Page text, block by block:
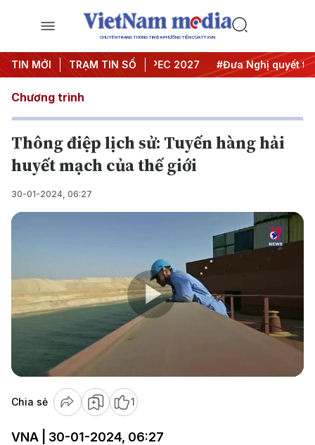
CHUYÊN TRANG THÔNG TIN ĐA PHƯƠNG TIỆN CỦA TTXVN
TIN MỚI TRẠM TIN SỐ
nghị Trung ương 3 #APEC 2027 #Đưa Nghị quyết thành
Chương trình
Thông điệp lịch sử: Tuyến hàng hải
huyết mạch của thế giới
30-01-2024, 06:27
Play
Video
Chia sẻ 1
VNA | 30-01-2024, 06:27